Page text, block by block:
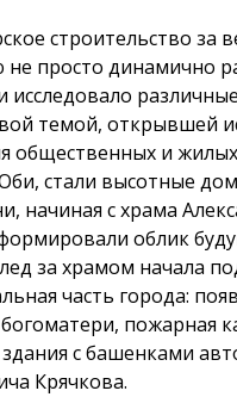
строительство за
просто динамично
исследовало
темой, открывшей
общественных и
стали высотные
начиная с храма
облик
за храмом начала
часть города:
, пожарная
с башенками
Крячкова.